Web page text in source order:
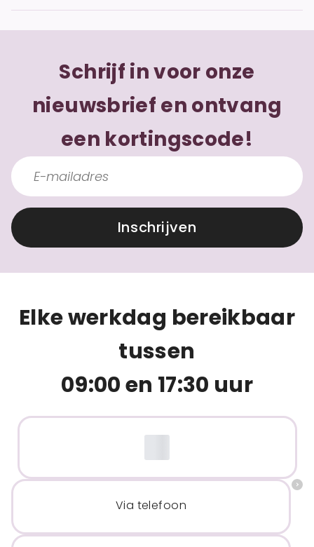
Schrijf in voor onze
nieuwsbrief en ontvang
een kortingscode!
Inschrijven
Elke werkdag bereikbaar
tussen
09:00 en 17:30 uur
Via telefoon